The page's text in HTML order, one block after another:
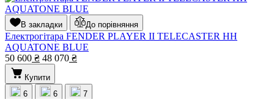
В закладки До порівняння
Електрогітара FENDER PLAYER II TELECASTER HH
AQUATONE BLUE
50 600 ₴ 48 070 ₴
Купити
6
6 7